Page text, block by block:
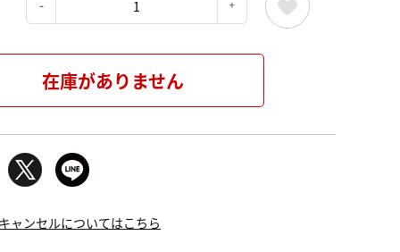
在庫がありません
ャンセルについてはこちら